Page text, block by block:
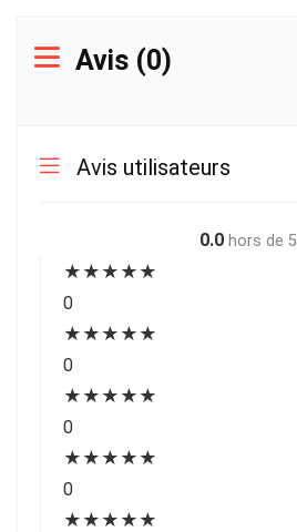
Avis (0)
Avis utilisateurs
0.0 hors de 5
★ ★ ★ ★ ★
0
★ ★ ★ ★ ★
0
★ ★ ★ ★ ★
0
★ ★ ★ ★ ★
0
★ ★ ★ ★ ★